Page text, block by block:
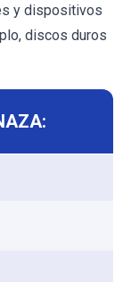
y dispositivos
discos duros